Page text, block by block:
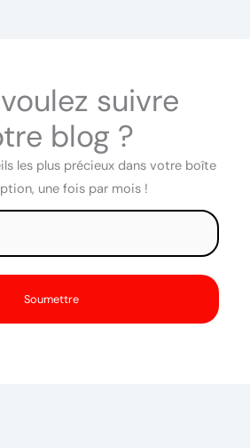
suivre
blog ?
les plus précieux dans votre boîte
une fois par mois !